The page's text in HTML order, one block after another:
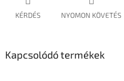
KÉRDÉS NYOMON KÖVETÉS
Kapcsolódó termékek